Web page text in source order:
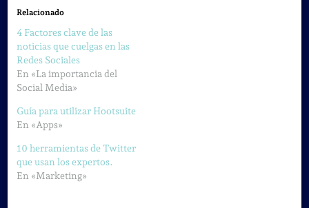
Relacionado
4 Factores clave de las
noticias que cuelgas en las
Redes Sociales
En «La importancia del
Social Media»
Guía para utilizar Hootsuite
En «Apps»
10 herramientas de Twitter
que usan los expertos.
En «Marketing»